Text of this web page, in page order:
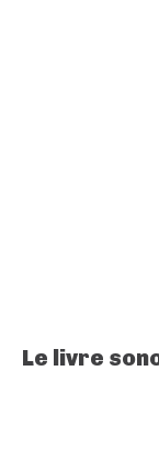
Le livre